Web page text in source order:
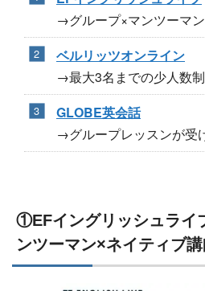
→グループ×マンツーマ
ベルリッツオンライン
→最大3名までの少人数
GLOBE英会話
→グループレッスンが受
①EFイングリッシュライ
ンツーマン×ネイティブ